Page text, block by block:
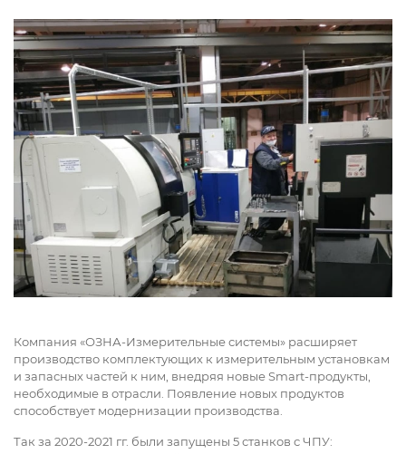
Компания «ОЗНА-Измерительные системы» расширяет
производство комплектующих к измерительным установкам
и запасных частей к ним, внедряя новые Smart-продукты,
необходимые в отрасли. Появление новых продуктов
способствует модернизации производства.
Так за 2020-2021 гг. были запущены 5 станков с ЧПУ: